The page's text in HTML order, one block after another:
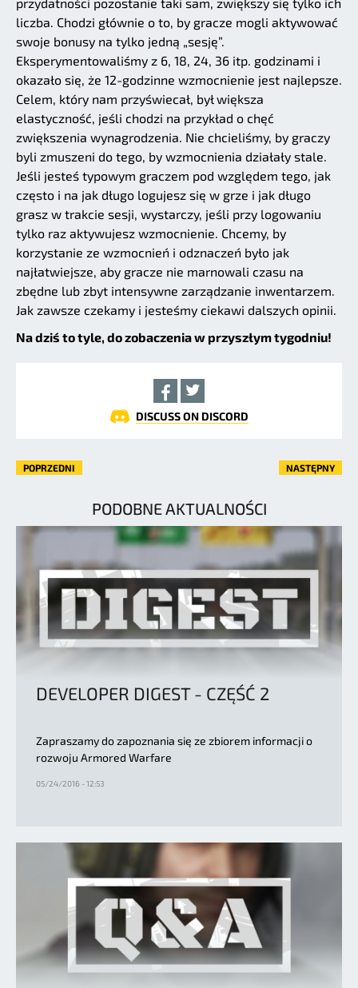
przydatności pozostanie taki sam, zwiększy się tylko ich
liczba. Chodzi głównie o to, by gracze mogli aktywować
swoje bonusy na tylko jedną „sesję”.
Eksperymentowaliśmy z 6, 18, 24, 36 itp. godzinami i
okazało się, że 12-godzinne wzmocnienie jest najlepsze.
Celem, który nam przyświecał, był większa
elastyczność, jeśli chodzi na przykład o chęć
zwiększenia wynagrodzenia. Nie chcieliśmy, by graczy
byli zmuszeni do tego, by wzmocnienia działały stale.
Jeśli jesteś typowym graczem pod względem tego, jak
często i na jak długo logujesz się w grze i jak długo
grasz w trakcie sesji, wystarczy, jeśli przy logowaniu
tylko raz aktywujesz wzmocnienie. Chcemy, by
korzystanie ze wzmocnień i odznaczeń było jak
najłatwiejsze, aby gracze nie marnowali czasu na
zbędne lub zbyt intensywne zarządzanie inwentarzem.
Jak zawsze czekamy i jesteśmy ciekawi dalszych opinii.
Na dziś to tyle, do zobaczenia w przyszłym tygodniu!
DISCUSS ON DISCORD
POPRZEDNI NASTĘPNY
PODOBNE AKTUALNOŚCI
DEVELOPER DIGEST - CZĘŚĆ 2
Zapraszamy do zapoznania się ze zbiorem informacji o
rozwoju Armored Warfare
05/24/2016 - 12:53